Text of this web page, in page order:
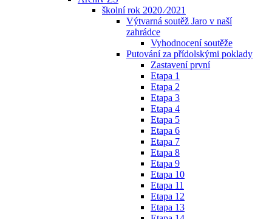
školní rok 2020 ⁄2021
Výtvarná soutěž Jaro v naší
zahrádce
Vyhodnocení soutěže
Putování za přídolskými poklady
Zastavení první
Etapa 1
Etapa 2
Etapa 3
Etapa 4
Etapa 5
Etapa 6
Etapa 7
Etapa 8
Etapa 9
Etapa 10
Etapa 11
Etapa 12
Etapa 13